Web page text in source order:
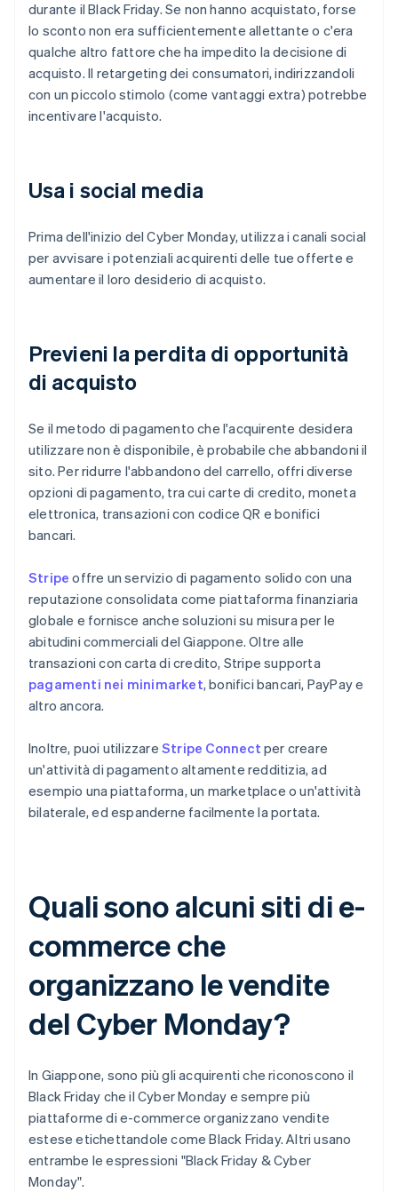
durante il Black Friday. Se non hanno acquistato, forse
lo sconto non era sufficientemente allettante o c'era
qualche altro fattore che ha impedito la decisione di
acquisto. Il retargeting dei consumatori, indirizzandoli
con un piccolo stimolo (come vantaggi extra) potrebbe
incentivare l'acquisto.
Usa i social media
Prima dell'inizio del Cyber Monday, utilizza i canali social
per avvisare i potenziali acquirenti delle tue offerte e
aumentare il loro desiderio di acquisto.
Previeni la perdita di opportunità
di acquisto
Se il metodo di pagamento che l'acquirente desidera
utilizzare non è disponibile, è probabile che abbandoni il
sito. Per ridurre l'abbandono del carrello, offri diverse
opzioni di pagamento, tra cui carte di credito, moneta
elettronica, transazioni con codice QR e bonifici
bancari.
Stripe offre un servizio di pagamento solido con una
reputazione consolidata come piattaforma finanziaria
globale e fornisce anche soluzioni su misura per le
abitudini commerciali del Giappone. Oltre alle
transazioni con carta di credito, Stripe supporta
pagamenti nei minimarket, bonifici bancari, PayPay e
altro ancora.
Inoltre, puoi utilizzare Stripe Connect per creare
un'attività di pagamento altamente redditizia, ad
esempio una piattaforma, un marketplace o un'attività
bilaterale, ed espanderne facilmente la portata.
Quali sono alcuni siti di e-
commerce che
organizzano le vendite
del Cyber Monday?
In Giappone, sono più gli acquirenti che riconoscono il
Black Friday che il Cyber Monday e sempre più
piattaforme di e-commerce organizzano vendite
estese etichettandole come Black Friday. Altri usano
entrambe le espressioni "Black Friday & Cyber
Monday".